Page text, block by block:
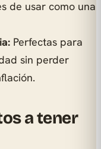
de usar como una
Perfectas para
sin perder
a tener